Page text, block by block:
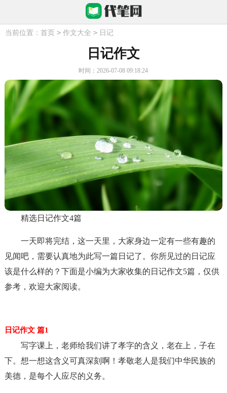
当前位置： 首页 > 作文大全 > 日记
日记作文
时间：2026-07-08 09:18:24
精选日记作文4篇
一天即将完结，这一天里，大家身边一定有一些有趣的
见闻吧，需要认真地为此写一篇日记了。你所见过的日记应
该是什么样的？下面是小编为大家收集的日记作文5篇，仅供
参考，欢迎大家阅读。
日记作文 篇1
写字课上，老师给我们讲了孝字的含义，老在上，子在
下。想一想这含义可真深刻啊！孝敬老人是我们中华民族的
美德，是每个人应尽的义务。